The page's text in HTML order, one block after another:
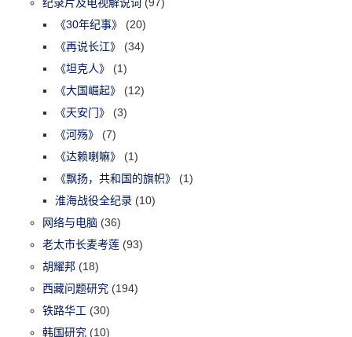
《30年纪事》
(20)
《再说长江》
(34)
《坦克人》
(1)
《大国崛起》
(12)
《天安门》
(3)
《河殇》
(7)
《达赖喇嘛》
(1)
《飘扬，共和国的旗帜》
(1)
淮海战役全纪录 (10)
网络与电脑 (36)
老太市长麦考莲 (93)
胡耀邦 (18)
西藏问题研究 (194)
铁路华工 (30)
韩国研究 (10)